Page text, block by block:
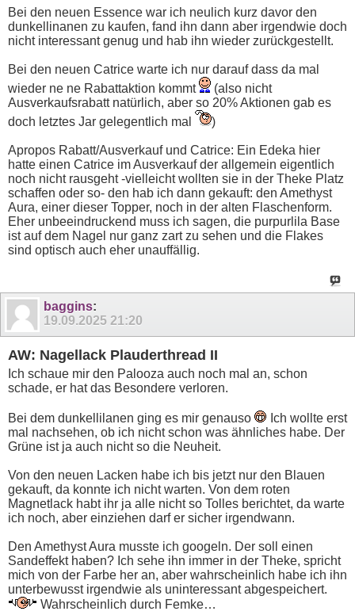
Bei den neuen Essence war ich neulich kurz davor den
dunkellinanen zu kaufen, fand ihn dann aber irgendwie doch
nicht interessant genug und hab ihn wieder zurückgestellt.
Bei den neuen Catrice warte ich nur darauf dass da mal
wieder ne ne Rabattaktion kommt
(also nicht
Ausverkaufsrabatt natürlich, aber so 20% Aktionen gab es
doch letztes Jar gelegentlich mal
)
Apropos Rabatt/Ausverkauf und Catrice: Ein Edeka hier
hatte einen Catrice im Ausverkauf der allgemein eigentlich
noch nicht rausgeht -vielleicht wollten sie in der Theke Platz
schaffen oder so- den hab ich dann gekauft: den Amethyst
Aura, einer dieser Topper, noch in der alten Flaschenform.
Eher unbeeindruckend muss ich sagen, die purpurlila Base
ist auf dem Nagel nur ganz zart zu sehen und die Flakes
sind optisch auch eher unauffällig.
baggins:
19.09.2025 21:20
AW: Nagellack Plauderthread II
Ich schaue mir den Palooza auch noch mal an, schon
schade, er hat das Besondere verloren.
Bei dem dunkellilanen ging es mir genauso
Ich wollte erst
mal nachsehen, ob ich nicht schon was ähnliches habe. Der
Grüne ist ja auch nicht so die Neuheit.
Von den neuen Lacken habe ich bis jetzt nur den Blauen
gekauft, da konnte ich nicht warten. Von dem roten
Magnetlack habt ihr ja alle nicht so Tolles berichtet, da warte
ich noch, aber einziehen darf er sicher irgendwann.
Den Amethyst Aura musste ich googeln. Der soll einen
Sandeffekt haben? Ich sehe ihn immer in der Theke, spricht
mich von der Farbe her an, aber wahrscheinlich habe ich ihn
unterbewusst irgendwie als uninteressant abgespeichert.
Wahrscheinlich durch Femke…